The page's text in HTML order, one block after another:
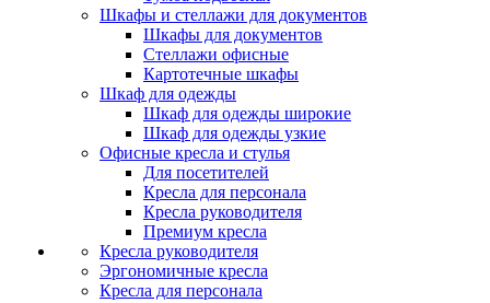
Шкафы и стеллажи для документов
Шкафы для документов
Стеллажи офисные
Картотечные шкафы
Шкаф для одежды
Шкаф для одежды широкие
Шкаф для одежды узкие
Офисные кресла и стулья
Для посетителей
Кресла для персонала
Кресла руководителя
Премиум кресла
Кресла руководителя
Эргономичные кресла
Кресла для персонала